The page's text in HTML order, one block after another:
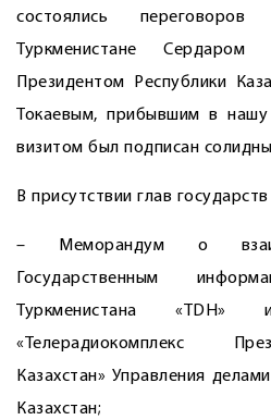
состоялись
Туркменистане
Президентом Республики
Токаевым, прибывшим в
визитом был подписан
В присутствии глав
– Меморандум о
Государственным
Туркменистана
«Телерадиокомплекс
Казахстан» Управления
Казахстан;